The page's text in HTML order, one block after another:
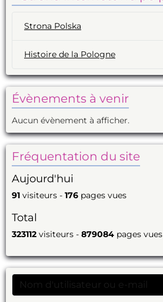
Strona Polska
Histoire de la Pologne
Évènements à venir
Aucun évènement à afficher.
Fréquentation du site
Aujourd'hui
91 visiteurs - 176 pages vues
Total
323112 visiteurs - 879084 pages vues